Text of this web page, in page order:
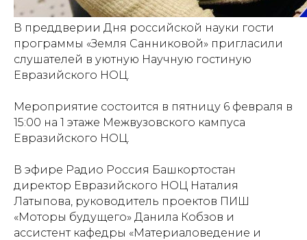
В преддверии Дня российской науки гости
программы «Земля Санниковой» пригласили
слушателей в уютную Научную гостиную
Евразийского НОЦ.
Мероприятие состоится в пятницу 6 февраля в
15:00 на 1 этаже Межвузовского кампуса
Евразийского НОЦ.
В эфире Радио Россия Башкортостан
директор Евразийского НОЦ Наталия
Латыпова, руководитель проектов ПИШ
«Моторы будущего» Данила Кобзов и
ассистент кафедры «Материаловедение и